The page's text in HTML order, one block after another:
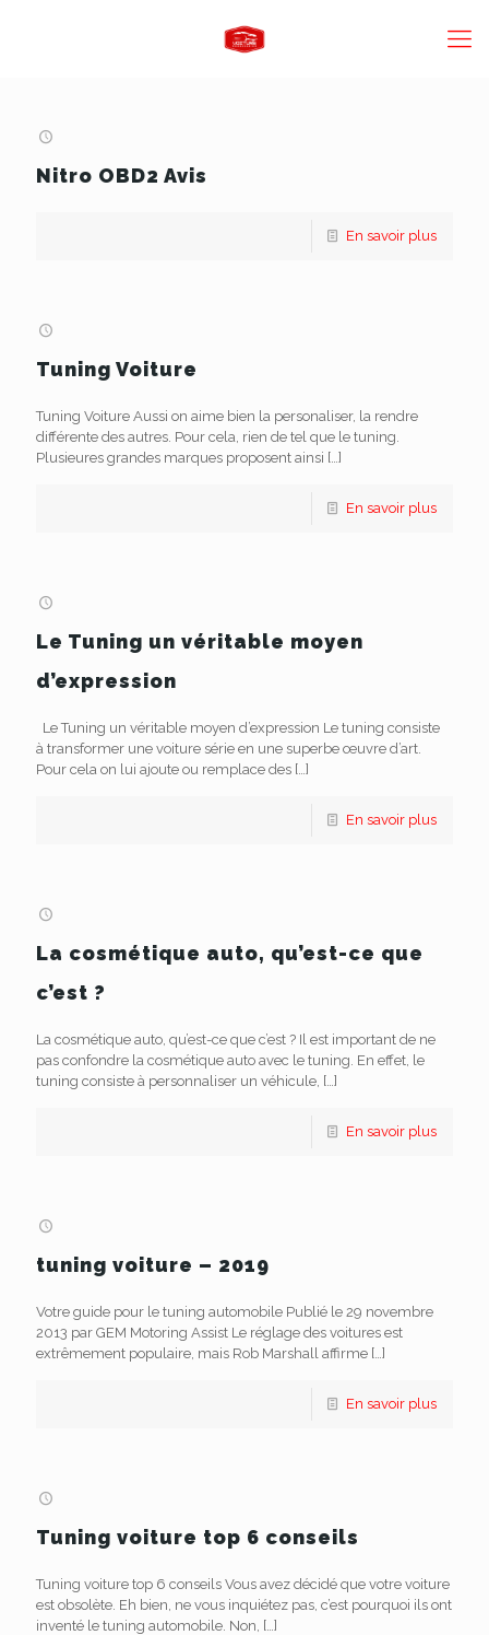
Nitro OBD2 Avis
En savoir plus
Tuning Voiture
Tuning Voiture Aussi on aime bien la personaliser, la rendre
différente des autres. Pour cela, rien de tel que le tuning.
Plusieures grandes marques proposent ainsi […]
En savoir plus
Le Tuning un véritable moyen
d’expression
Le Tuning un véritable moyen d’expression Le tuning consiste
à transformer une voiture série en une superbe œuvre d’art.
Pour cela on lui ajoute ou remplace des […]
En savoir plus
La cosmétique auto, qu’est-ce que
c’est ?
La cosmétique auto, qu’est-ce que c’est ? Il est important de ne
pas confondre la cosmétique auto avec le tuning. En effet, le
tuning consiste à personnaliser un véhicule, […]
En savoir plus
tuning voiture – 2019
Votre guide pour le tuning automobile Publié le 29 novembre
2013 par GEM Motoring Assist Le réglage des voitures est
extrêmement populaire, mais Rob Marshall affirme […]
En savoir plus
Tuning voiture top 6 conseils
Tuning voiture top 6 conseils Vous avez décidé que votre voiture
est obsolète. Eh bien, ne vous inquiétez pas, c’est pourquoi ils ont
inventé le tuning automobile. Non, […]